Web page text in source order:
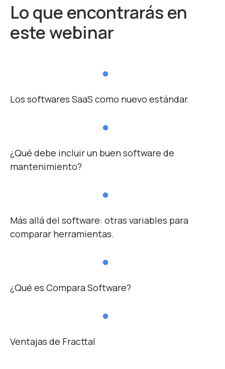
Lo que encontrarásen
este webinar
Los softwares SaaS como nuevo estándar.
¿Qué debe incluir un buen software de
mantenimiento?
Más allá del software: otras variables para
comparar herramientas.
¿Qué es Compara Software?
Ventajas de Fracttal